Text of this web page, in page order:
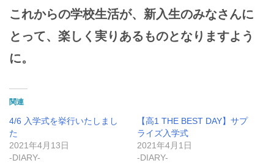
これからの学校生活が、新入生のみなさんに
とって、楽しく実りあるものとなりますよう
に。
関連
4/6 入学式を挙行いたしまし
た
2021年4月13日
-DIARY-
【高1 THE BEST DAY】サプ
ライズ入学式
2021年4月1日
-DIARY-